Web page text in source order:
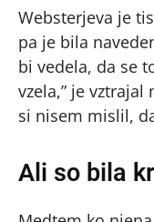
Websterjeva je
pa je bila
bi vedela, da se
vzela,” je vztrajal
si nisem mislil,
Ali so bila